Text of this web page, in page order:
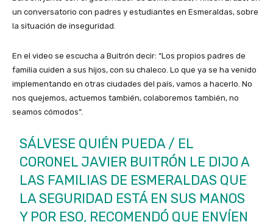
un conversatorio con padres y estudiantes en Esmeraldas, sobre
la situación de inseguridad.
En el video se escucha a Buitrón decir: “Los propios padres de
familia cuiden a sus hijos, con su chaleco. Lo que ya se ha venido
implementando en otras ciudades del país, vamos a hacerlo. No
nos quejemos, actuemos también, colaboremos también, no
seamos cómodos”.
SÁLVESE QUIÉN PUEDA / EL
CORONEL JAVIER BUITRÓN LE DIJO A
LAS FAMILIAS DE ESMERALDAS QUE
LA SEGURIDAD ESTÁ EN SUS MANOS
Y POR ESO, RECOMENDÓ QUE ENVÍEN